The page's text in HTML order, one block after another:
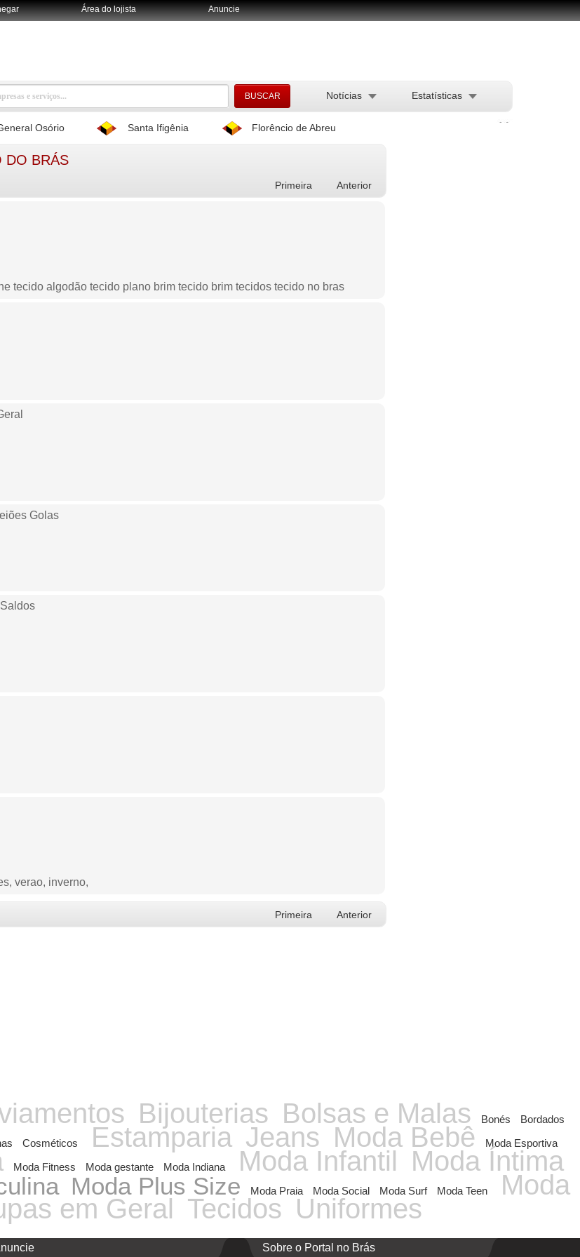
Área do lojista Anuncie
Estatísticas
Notícias
Osório Santa Ifigênia
Florêncio de Abreu
DO BRÁS
Primeira Anterior
tecido algodão tecido plano brim tecido brim tecidos tecido no bras
Golas
verao, inverno,
Primeira Anterior
Bijouterias Bolsas e Malas Bonés Bordados
Cosméticos Estamparia Jeans Moda Bebê Moda Esportiva
Moda Fitness Moda gestante Moda Indiana Moda Infantil Moda Íntima
Moda Plus Size Moda Praia Moda Social Moda Surf Moda Teen Moda
em Geral Tecidos Uniformes
Sobre o Portal no Brás